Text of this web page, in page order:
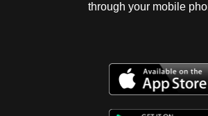
through your mobile